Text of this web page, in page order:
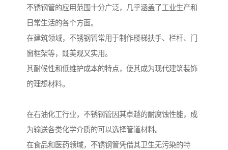
不锈钢管的应用范围十分广泛，几乎涵盖了工业生产和
日常生活的各个方面。
在建筑领域，不锈钢管常用于制作楼梯扶手、栏杆、门
窗框架等，既美观又实用。
其耐候性和低维护成本的特点，使其成为现代建筑装饰
的理想材料。
在石油化工行业，不锈钢管因其卓越的耐腐蚀性能，成
为输送各类化学介质的可以选择管道材料。
在食品和医药领域，不锈钢管凭借其卫生无污染的特